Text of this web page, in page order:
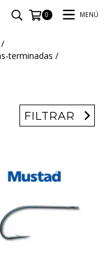
0 MENÚ
/
terminadas /
FILTRAR